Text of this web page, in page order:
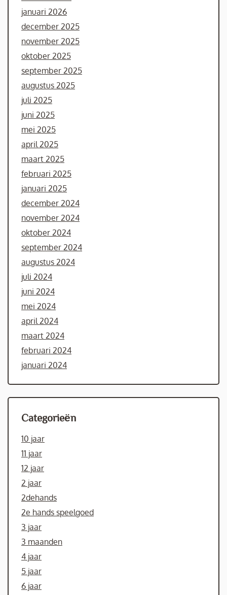
januari 2026
december 2025
november 2025
oktober 2025
september 2025
augustus 2025
juli 2025
juni 2025
mei 2025
april 2025
maart 2025
februari 2025
januari 2025
december 2024
november 2024
oktober 2024
september 2024
augustus 2024
juli 2024
juni 2024
mei 2024
april 2024
maart 2024
februari 2024
januari 2024
Categorieën
10 jaar
11 jaar
12 jaar
2 jaar
2dehands
2e hands speelgoed
3 jaar
3 maanden
4 jaar
5 jaar
6 jaar